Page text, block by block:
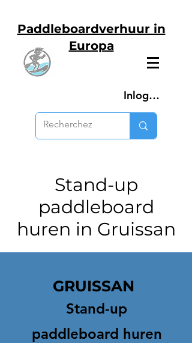
Paddleboardverhuur in
Europa
Inloggen
Stand-up
paddleboard
huren in Gruissan
GRUISSAN
Stand-up
paddleboard huren